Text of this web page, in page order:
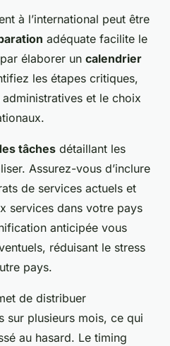
à l’international peut être
adéquate facilite le
élaborer un calendrier
les étapes critiques,
et le choix
tâches détaillant les
Assurez-vous d’inclure
de services actuels et
services dans votre pays
anticipée vous
réduisant le stress
pays.
de distribuer
sur plusieurs mois, ce qui
au hasard. Le timing